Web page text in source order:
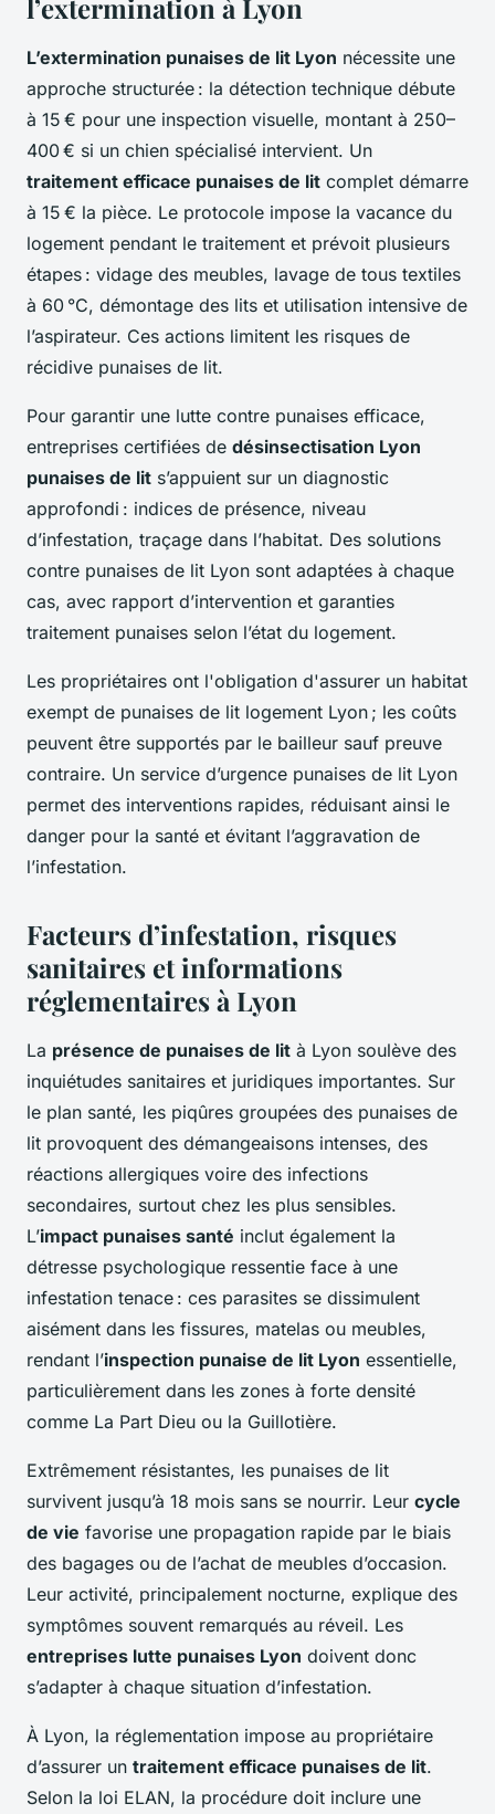
l’extermination à Lyon
L’extermination punaises de lit Lyon nécessite une
approche structurée : la détection technique débute
à 15 € pour une inspection visuelle, montant à 250–
400 € si un chien spécialisé intervient. Un
traitement efficace punaises de lit complet démarre
à 15 € la pièce. Le protocole impose la vacance du
logement pendant le traitement et prévoit plusieurs
étapes : vidage des meubles, lavage de tous textiles
à 60 °C, démontage des lits et utilisation intensive de
l’aspirateur. Ces actions limitent les risques de
récidive punaises de lit.
Pour garantir une lutte contre punaises efficace,
entreprises certifiées de désinsectisation Lyon
punaises de lit s’appuient sur un diagnostic
approfondi : indices de présence, niveau
d’infestation, traçage dans l’habitat. Des solutions
contre punaises de lit Lyon sont adaptées à chaque
cas, avec rapport d’intervention et garanties
traitement punaises selon l’état du logement.
Les propriétaires ont l'obligation d'assurer un habitat
exempt de punaises de lit logement Lyon ; les coûts
peuvent être supportés par le bailleur sauf preuve
contraire. Un service d’urgence punaises de lit Lyon
permet des interventions rapides, réduisant ainsi le
danger pour la santé et évitant l’aggravation de
l’infestation.
Facteurs d’infestation, risques
sanitaires et informations
réglementaires à Lyon
La présence de punaises de lit à Lyon soulève des
inquiétudes sanitaires et juridiques importantes. Sur
le plan santé, les piqûres groupées des punaises de
lit provoquent des démangeaisons intenses, des
réactions allergiques voire des infections
secondaires, surtout chez les plus sensibles.
L’impact punaises santé inclut également la
détresse psychologique ressentie face à une
infestation tenace : ces parasites se dissimulent
aisément dans les fissures, matelas ou meubles,
rendant l’inspection punaise de lit Lyon essentielle,
particulièrement dans les zones à forte densité
comme La Part Dieu ou la Guillotière.
Extrêmement résistantes, les punaises de lit
survivent jusqu’à 18 mois sans se nourrir. Leur cycle
de vie favorise une propagation rapide par le biais
des bagages ou de l’achat de meubles d’occasion.
Leur activité, principalement nocturne, explique des
symptômes souvent remarqués au réveil. Les
entreprises lutte punaises Lyon doivent donc
s’adapter à chaque situation d’infestation.
À Lyon, la réglementation impose au propriétaire
d’assurer un traitement efficace punaises de lit.
Selon la loi ELAN, la procédure doit inclure une